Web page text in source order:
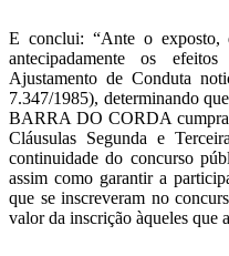
E conclui: “Ante o exposto,
antecipadamente os
Ajustamento de Conduta
7.347/1985), determinando
BARRA DO CORDA cumpra
Cláusulas Segunda e
continuidade do concurso
assim como garantir a
que se inscreveram no
valor da inscrição àqueles que